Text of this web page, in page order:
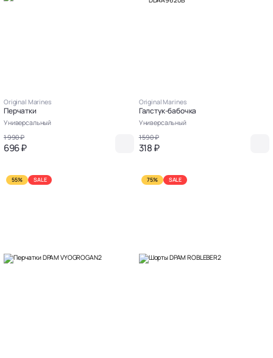
Original Marines
Перчатки
Универсальный
1 990 ₽
696 ₽
Original Marines
Галстук-бабочка
Универсальный
1 590 ₽
318 ₽
55% SALE 75% SALE